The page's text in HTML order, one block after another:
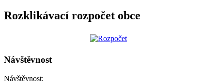
Rozklikávací rozpočet obce
Návštěvnost
Návštěvnost: